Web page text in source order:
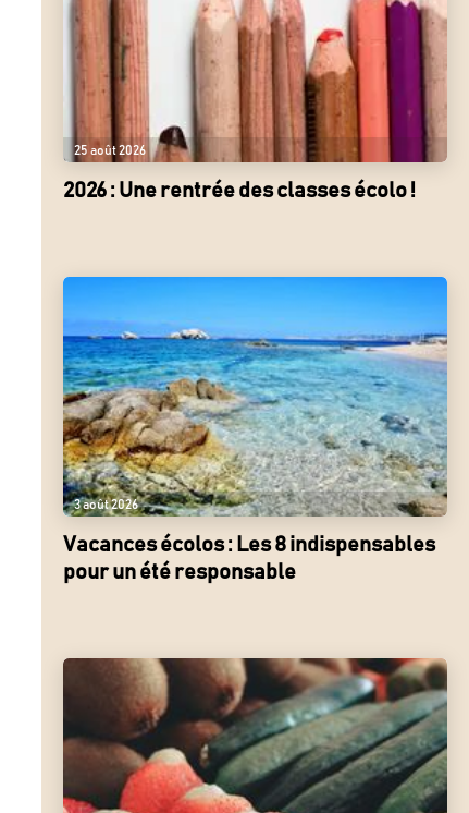
25 août 2026
2026 : Une rentrée des classes écolo !
3 août 2026
Vacances écolos : Les 8 indispensables
pour un été responsable